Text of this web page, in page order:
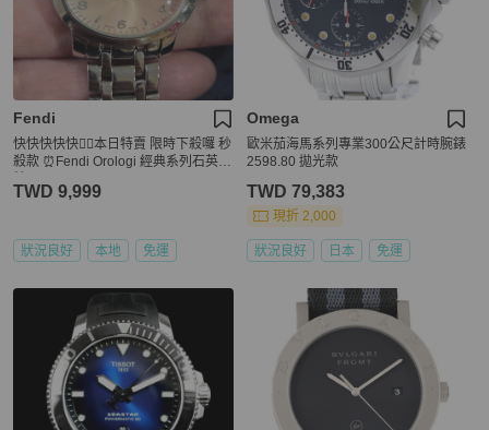
Fendi
快快快快快💁‍♂️本日特賣 限時下殺囉 秒
殺款 ⏰Fendi Orologi 經典系列石英腕
TWD 9,999
狀況良好 本地 免運
Omega
歐米茄海馬系列專業300公尺計時腕錶
2598.80 拋光款
TWD 79,383
現折 2,000
狀況良好 日本 免運